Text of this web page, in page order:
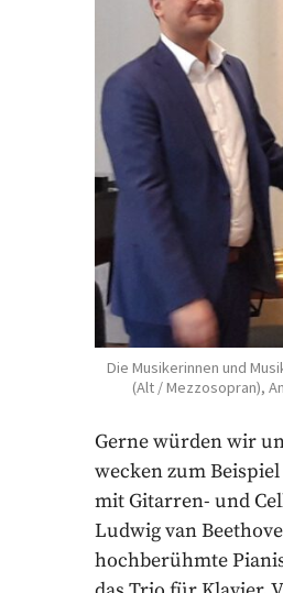
Die Musikerinnen und
(Alt / Mezzosopran),
Gerne würden wir
wecken zum
mit Gitarren- und
Ludwig van
hochberühmte